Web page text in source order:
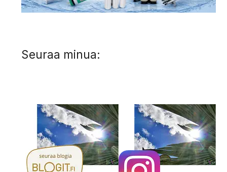
Seuraa minua: